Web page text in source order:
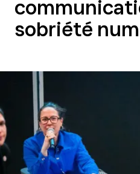
sobriété
Agrandir l'image